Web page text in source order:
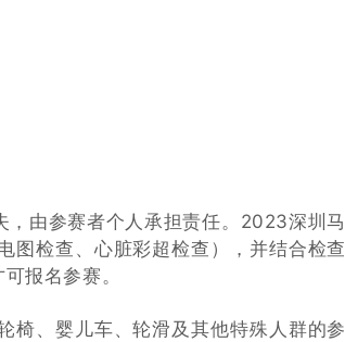
由参赛者个人承担责任。2023深圳马
图检查、心脏彩超检查），并结合检查
报名参赛。
椅、婴儿车、轮滑及其他特殊人群的参